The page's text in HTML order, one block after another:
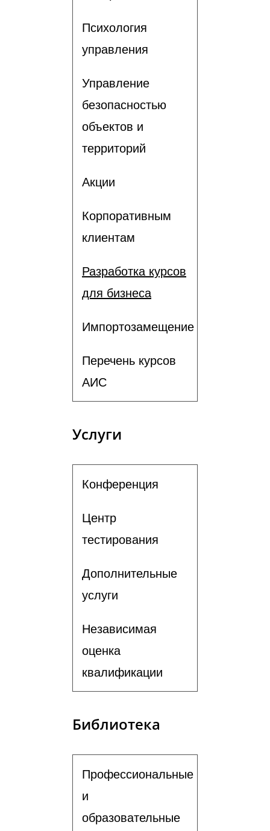
Психология
управления
Управление
безопасностью
объектов и
территорий
Акции
Корпоративным
клиентам
Разработка курсов
для бизнеса
Импортозамещение
Перечень курсов
АИС
Услуги
Конференция
Центр
тестирования
Дополнительные
услуги
Независимая
оценка
квалификации
Библиотека
Профессиональные
и
образовательные